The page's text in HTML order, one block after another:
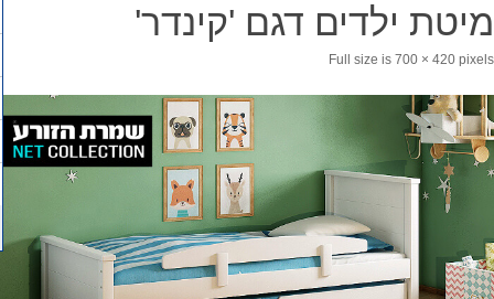
מיטת ילדים דגם 'קינדר'
Full size is 700 × 420 pixels